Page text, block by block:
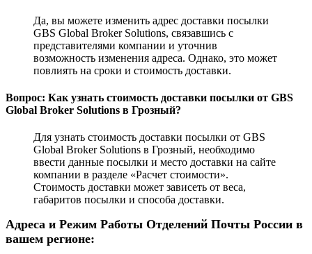
Да, вы можете изменить адрес доставки посылки
GBS Global Broker Solutions, связавшись с
представителями компании и уточнив
возможность изменения адреса. Однако, это может
повлиять на сроки и стоимость доставки.
Вопрос: Как узнать стоимость доставки посылки от GBS
Global Broker Solutions в Грозный?
Для узнать стоимость доставки посылки от GBS
Global Broker Solutions в Грозный, необходимо
ввести данные посылки и место доставки на сайте
компании в разделе «Расчет стоимости».
Стоимость доставки может зависеть от веса,
габаритов посылки и способа доставки.
Адреса и Режим Работы Отделений Почты России в
вашем регионе: